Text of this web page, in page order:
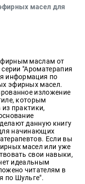
масел для
маслам от
"Ароматерапия
информация по
эфирных масел.
изложение
которым
практики,
данную книгу
начинающих
Если вы
масел или уже
свои навыки,
идеальным
читателям в
по Шульге".